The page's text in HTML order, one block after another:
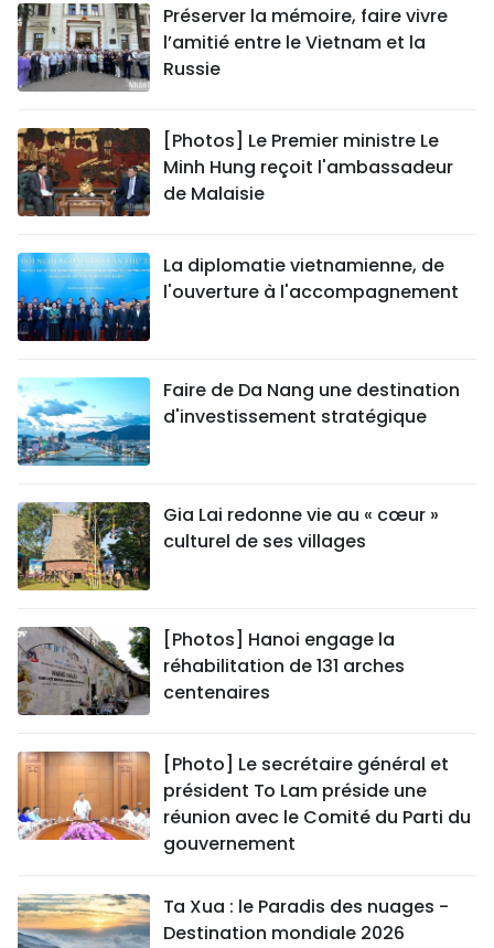
Préserver la mémoire, faire vivre
l’amitié entre le Vietnam et la
Russie
[Photos] Le Premier ministre Le
Minh Hung reçoit l'ambassadeur
de Malaisie
La diplomatie vietnamienne, de
l'ouverture à l'accompagnement
Faire de Da Nang une destination
d'investissement stratégique
Gia Lai redonne vie au « cœur »
culturel de ses villages
[Photos] Hanoi engage la
réhabilitation de 131 arches
centenaires
[Photo] Le secrétaire général et
président To Lam préside une
réunion avec le Comité du Parti du
gouvernement
Ta Xua : le Paradis des nuages -
Destination mondiale 2026